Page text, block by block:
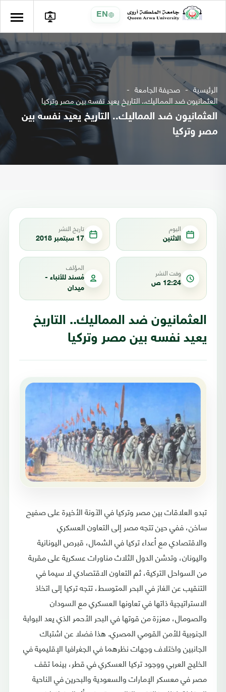
EN
الرئيسية صحيفة الجامعة
العثمانيون ضد المماليك.. التاريخ يعيد نفسه بين مصر وتركيا
العثمانيون ضد المماليك.. التاريخ يعيد نفسه بين
مصر وتركيا
اليوم
الاثنين
تاريخ النشر
17 سبتمبر 2018
وقت النشر
12:24 ص
المؤلف
مُسند للأنباء -
ميدان
العثمانيون ضد المماليك.. التاريخ
يعيد نفسه بين مصر وتركيا
تبدو العلاقات بين مصر وتركيا في الآونة الأخيرة على صفيح
ساخن، ففي حين تتجه مصر إلى التعاون العسكري
والاقتصادي مع أعداء تركيا في الشمال، قبرص اليونانية
واليونان، وتدشن الدول الثلاث مناورات عسكرية على مقربة
من السواحل التركية، ثم التعاون الاقتصادي لا سيما في
التنقيب عن الغاز في البحر المتوسط، تتجه تركيا إلى اتخاذ
الاستراتيجية ذاتها في تعاونها العسكري مع السودان
والصومال، معززة من قوتها في البحر الأحمر الذي يعد البوابة
الجنوبية للأمن القومي المصري. هذا فضلا عن اشتباك
الجانبين واختلاف وجهات نظرهما في الجغرافيا الإقليمية في
الخليج العربي ووجود تركيا العسكري في قطر، بينما تقف
مصر في معسكر الإمارات والسعودية والبحرين في الناحية